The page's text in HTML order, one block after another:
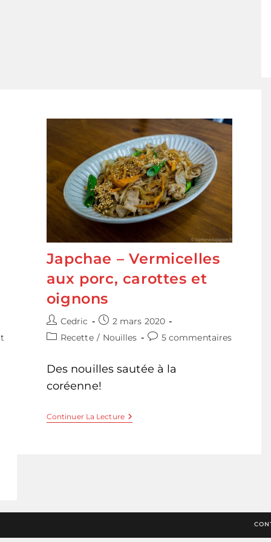
Japchae – Vermicelles
aux porc, carottes et
oignons
Auteur/autrice
de
Cedric
Publication
publiée :
2 mars 2020
PostRecette / Nouilles
Commentaires
publication :
5 commentaires
Des nouilles sautée à la
coréenne!
Continuer La LectureJapchae
–